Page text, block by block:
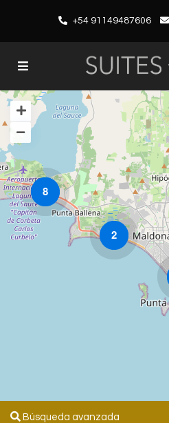
+54 91149487606
8
2
Búsqueda avanzada